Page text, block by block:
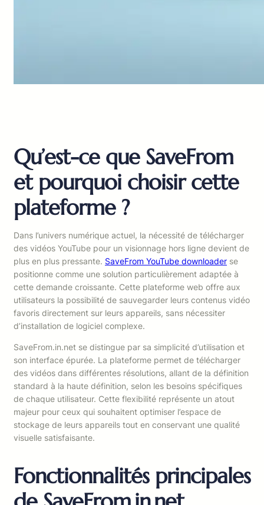
Qu’est-ce que SaveFrom
et pourquoi choisir cette
plateforme ?
Dans l’univers numérique actuel, la nécessité de télécharger
des vidéos YouTube pour un visionnage hors ligne devient de
plus en plus pressante. SaveFrom YouTube downloader se
positionne comme une solution particulièrement adaptée à
cette demande croissante. Cette plateforme web offre aux
utilisateurs la possibilité de sauvegarder leurs contenus vidéo
favoris directement sur leurs appareils, sans nécessiter
d’installation de logiciel complexe.
SaveFrom.in.net se distingue par sa simplicité d’utilisation et
son interface épurée. La plateforme permet de télécharger
des vidéos dans différentes résolutions, allant de la définition
standard à la haute définition, selon les besoins spécifiques
de chaque utilisateur. Cette flexibilité représente un atout
majeur pour ceux qui souhaitent optimiser l’espace de
stockage de leurs appareils tout en conservant une qualité
visuelle satisfaisante.
Fonctionnalités principales